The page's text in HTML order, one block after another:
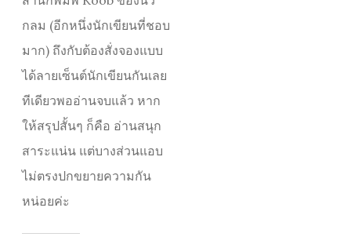
กลม (อีกหนึ่งนักเขียนที่ชอบ
มาก) ถึงกับต้องสั่งจองแบบ
ได้ลายเซ็นต์นักเขียนกันเลย
ทีเดียวพออ่านจบแล้ว หาก
ให้สรุปสั้นๆ ก็คือ อ่านสนุก
สาระแน่น แต่บางส่วนแอบ
ไม่ตรงปกขยายความกัน
หน่อยค่ะ